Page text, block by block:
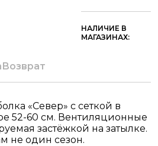
НАЛИЧИЕ В
МАГАЗИНАХ:
Возврат
«Север» с сеткой в
52-60 см. Вентиляционные
застёжкой на затылке.
не один сезон.